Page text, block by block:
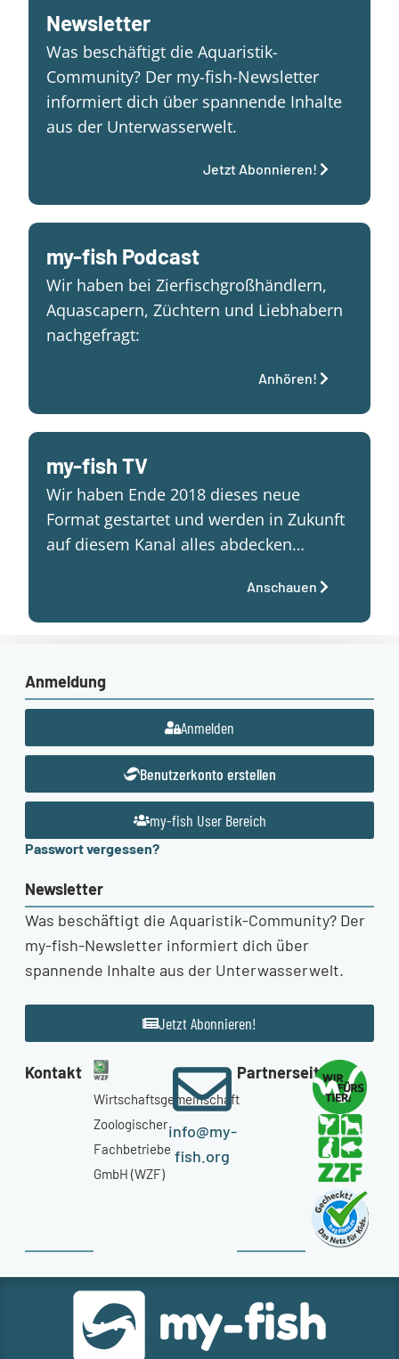
Newsletter
Was beschäftigt die Aquaristik-
Community? Der my-fish-Newsletter
informiert dich über spannende Inhalte
aus der Unterwasserwelt.
Jetzt Abonnieren!
my-fish Podcast
Wir haben bei Zierfischgroßhändlern,
Aquascapern, Züchtern und Liebhabern
nachgefragt:
Anhören!
my-fish TV
Wir haben Ende 2018 dieses neue
Format gestartet und werden in Zukunft
auf diesem Kanal alles abdecken…
Anschauen
Anmeldung
Anmelden
Benutzerkonto erstellen
my-fish User Bereich
Passwort vergessen?
Newsletter
Was beschäftigt die Aquaristik-Community? Der
my-fish-Newsletter informiert dich über
spannende Inhalte aus der Unterwasserwelt.
Jetzt Abonnieren!
Kontakt
Wirtschaftsgemeinschaft
Zoologischer
Fachbetriebe
GmbH (WZF)
info@my-
fish.org
Partnerseiten